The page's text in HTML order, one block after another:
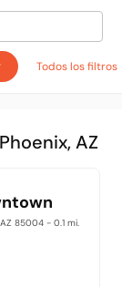
Todos los filtros
AZ
85004 - 0.1 mi.